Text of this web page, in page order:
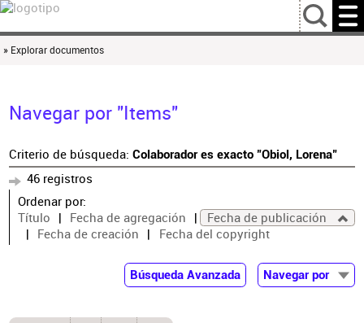
…
» Explorar documentos
Navegar por "Items"
Criterio de búsqueda: Colaborador es exacto "Obiol, Lorena"
46 registros
Ordenar por:
Título
Fecha de agregación
Fecha de publicación
Fecha de creación
Fecha del copyright
Búsqueda Avanzada
Navegar por